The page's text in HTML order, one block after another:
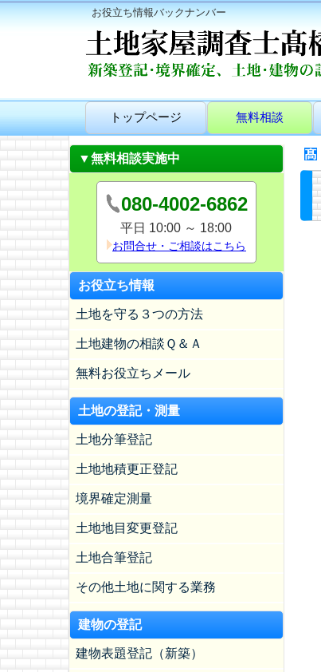
お役立ち情報バックナンバー
トップページ 無料相談
▼無料相談実施中
080-4002-6862
平日 10:00 ～ 18:00
お問合せ・ご相談はこちら
お役立ち情報
土地を守る３つの方法
土地建物の相談Ｑ＆Ａ
無料お役立ちメール
土地の登記・測量
土地分筆登記
土地地積更正登記
境界確定測量
土地地目変更登記
土地合筆登記
その他土地に関する業務
建物の登記
建物表題登記（新築）